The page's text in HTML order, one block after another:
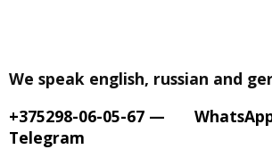
We speak english, russian and
+375298-06-05-67 —
Telegram